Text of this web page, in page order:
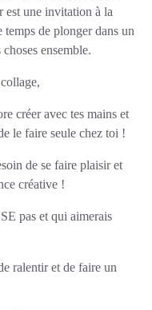
une invitation à la
de plonger dans un
ensemble.
créer avec tes mains et
le faire seule chez toi !
de se faire plaisir et
créative !
pas et qui aimerais
ralentir et de faire un